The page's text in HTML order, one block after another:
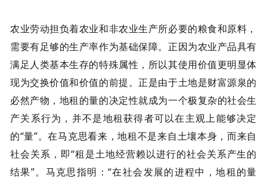
农业劳动担负着农业和非农业生产所必要的粮食和原料，
需要有足够的生产率作为基础保障。正因为农业产品具有
满足人类基本生存的特殊属性，所以其使用价值更明显体
现为交换价值和价值的前提。正是由于土地是财富源泉的
必然产物，地租的量的决定性就成为一个极复杂的社会生
产关系行为，并不是地租获得者可以在主观上能够决定
的“量”。在马克思看来，地租不是来自土壤本身，而来自
社会关系，即“租是土地经营赖以进行的社会关系产生的
结果”。马克思指明：“在社会发展的进程中，地租的量